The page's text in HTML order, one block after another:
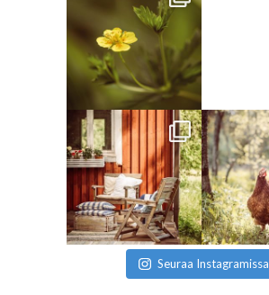
Seuraa Instagramissa